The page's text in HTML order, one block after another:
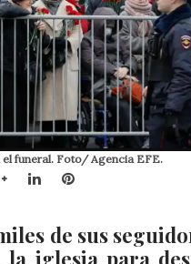
el funeral. Foto/ Agencia EFE.
Google+LinkedInPinterest
de sus